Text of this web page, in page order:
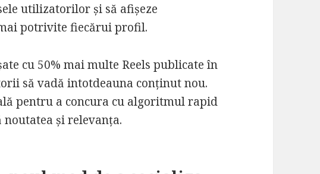
utilizatorilor și să afișeze
potrivite fiecărui profil.
cu 50% mai multe Reels publicate în
să vadă intotdeauna conținut nou.
pentru a concura cu algoritmul rapid
și relevanța.